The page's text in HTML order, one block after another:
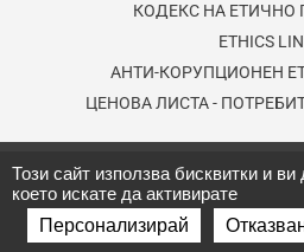
КОДЕКС НА EТИЧНО
ETHICS
АНТИ-КОРУПЦИОНЕН
ЦЕНОВА ЛИСТА -
© 2026 Lagardère Travel Retail,
Lagardère . Всички права
Този сайт използва бисквитки и
което искате да активирате
Персонализирай